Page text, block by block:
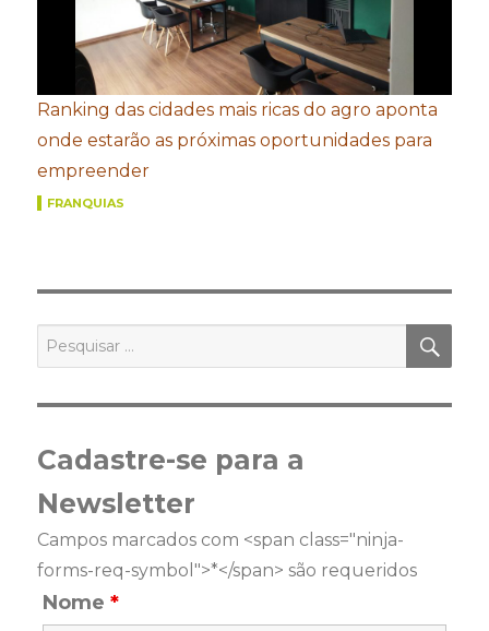
Ranking das cidades mais ricas do agro aponta
onde estarão as próximas oportunidades para
empreender
FRANQUIAS
por:
Cadastre-se para a
Newsletter
Campos marcados com <span class="ninja-
forms-req-symbol">*</span> são requeridos
Nome*